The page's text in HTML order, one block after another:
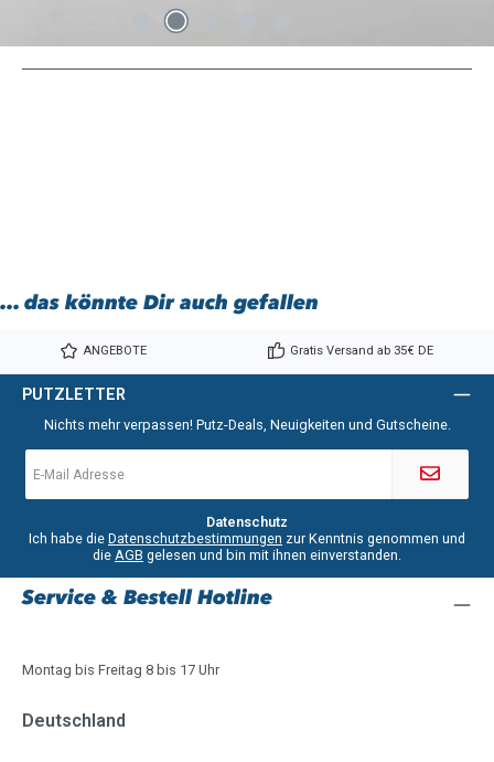
... das könnte Dir auch gefallen
ANGEBOTE Gratis Versand ab 35€ DE
PUTZLETTER
Nichts mehr verpassen! Putz-Deals, Neuigkeiten und Gutscheine.
Mail-
*
Datenschutz
Ich habe die Datenschutzbestimmungen zur Kenntnis genommen und
die AGB gelesen und bin mit ihnen einverstanden.
Service & Bestell Hotline
Montag bis Freitag 8 bis 17 Uhr
Deutschland